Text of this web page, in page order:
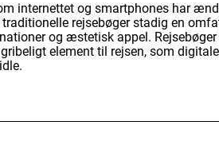
internettet og smartphones har
traditionelle rejsebøger stadig en
og æstetisk appel.
element til rejsen, som